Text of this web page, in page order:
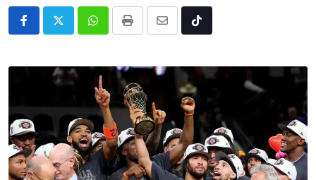
Whatsapp
Print
Share
Email
Tiktok